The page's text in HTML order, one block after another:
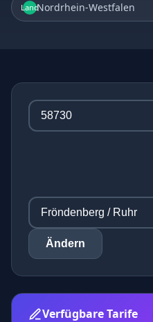
LandNordrhein-Westfalen
Ändern
Verfügbare Tarife